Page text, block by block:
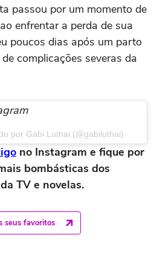
passou por um momento de
enfrentar a perda de sua
poucos dias após um parto
complicações severas da
por Gabi Luthai (@gabiluthai)
no Instagram e fique por
bombásticas dos
TV e novelas.
seus favoritos